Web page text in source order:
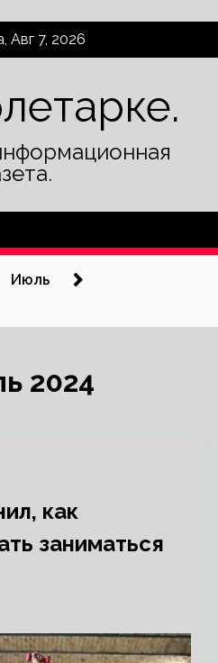
Авг 7, 2026
Июль
2024
как
заниматься